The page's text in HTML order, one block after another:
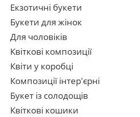
Екзотичні букети
Букети для жінок
Для чоловіків
Квіткові композиції
Квіти у коробці
Композиції інтер'єрні
Букет із солодощів
Квіткові кошики